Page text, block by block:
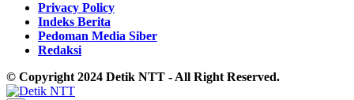
Privacy Policy
Indeks Berita
Pedoman Media Siber
Redaksi
© Copyright 2024 Detik NTT - All Right Reserved.